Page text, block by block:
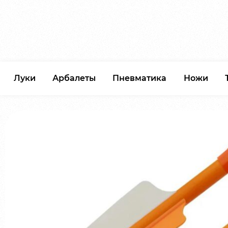
Луки Арбалеты Пневматика Ножи